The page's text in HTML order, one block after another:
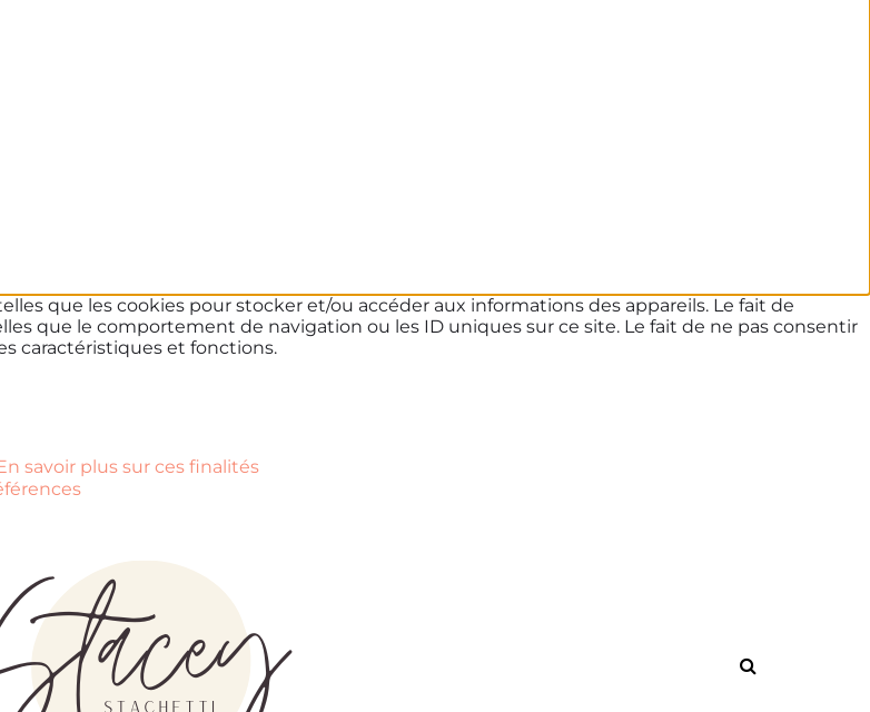
que les cookies pour stocker et/ou accéder aux informations des appareils. Le fait de
que le comportement de navigation ou les ID uniques sur ce site. Le fait de ne pas consentir
caractéristiques et fonctions.
savoir plus sur ces finalités